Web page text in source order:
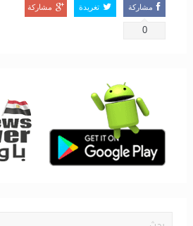
مشاركة
0
تغريدة مشاركة